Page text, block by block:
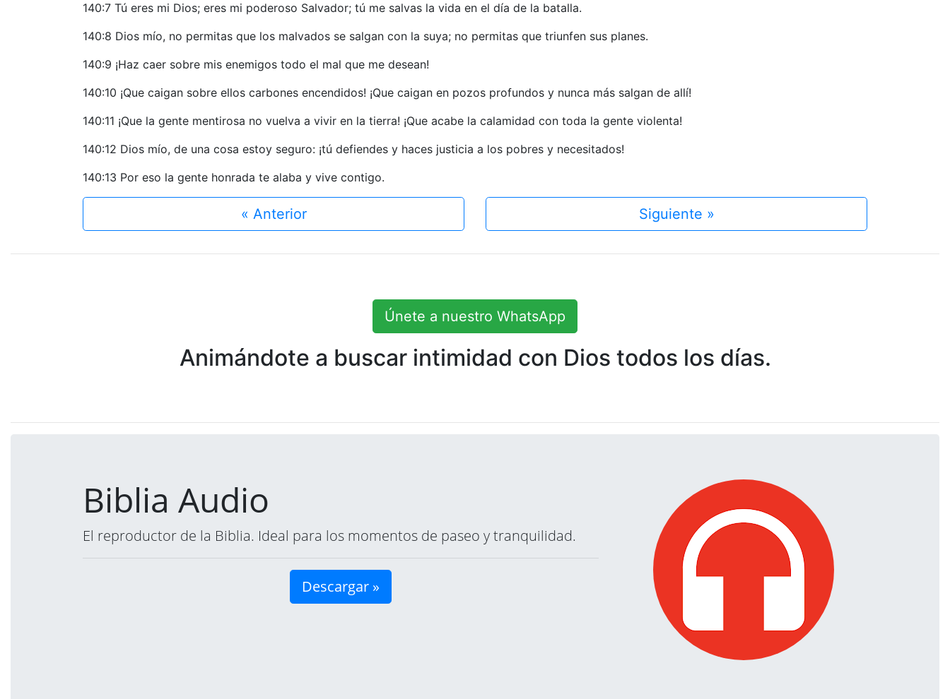
140:7 Tú eres mi Dios; eres mi poderoso Salvador; tú me salvas la vida en el día de la batalla.
140:8 Dios mío, no permitas que los malvados se salgan con la suya; no permitas que triunfen sus planes.
140:9 ¡Haz caer sobre mis enemigos todo el mal que me desean!
140:10 ¡Que caigan sobre ellos carbones encendidos! ¡Que caigan en pozos profundos y nunca más salgan de allí!
140:11 ¡Que la gente mentirosa no vuelva a vivir en la tierra! ¡Que acabe la calamidad con toda la gente violenta!
140:12 Dios mío, de una cosa estoy seguro: ¡tú defiendes y haces justicia a los pobres y necesitados!
140:13 Por eso la gente honrada te alaba y vive contigo.
« Anterior Siguiente »
Únete a nuestro WhatsApp
Animándote a buscar intimidad con Dios todos los días.
Biblia Audio
El reproductor de la Biblia. Ideal para los momentos de paseo y tranquilidad.
Descargar »